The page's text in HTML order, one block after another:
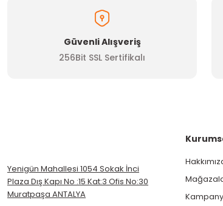
Güvenli Alışveriş
256Bit SSL Sertifikalı
Yenigün Mahallesi 1054 Sokak İnci
Plaza Dış Kapı No :15 Kat:3 Ofis No:30
Muratpaşa ANTALYA